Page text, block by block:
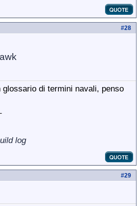
#28
glossario di termini navali, penso
log
#29